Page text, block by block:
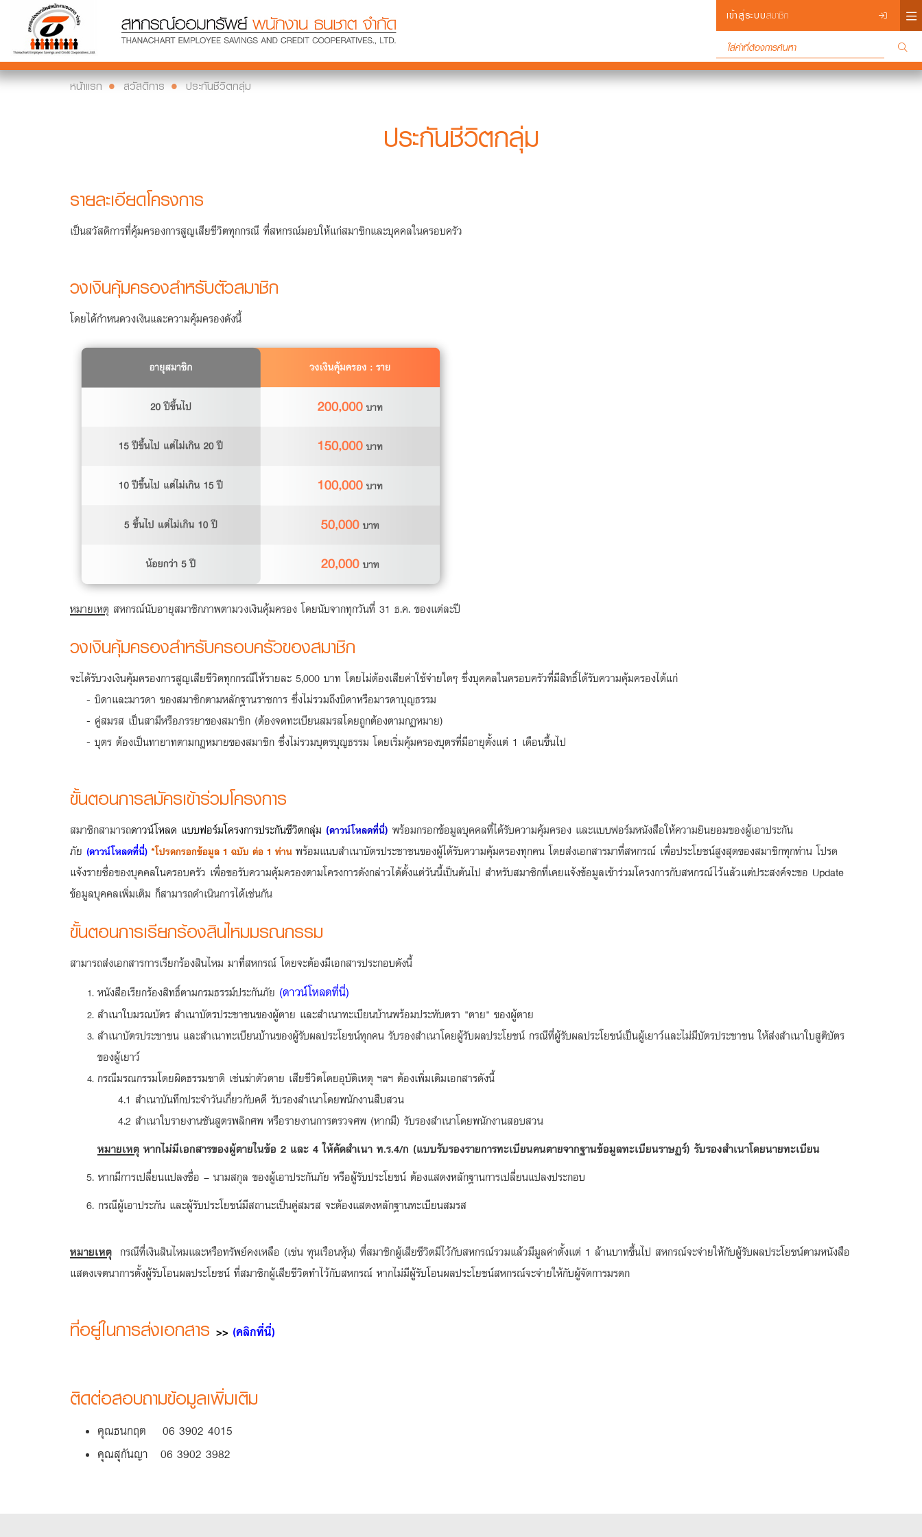
เข้าสู่ระบบสมาชิก ×
หน้าแรก สวัสดิการ ประกันชีวิตกลุ่ม
ประกันชีวิตกลุ่ม
รายละเอียดโครงการ
เป็นสวัสดิการที่คุ้มครองการสูญเสียชีวิตทุกกรณี ที่สหกรณ์มอบให้แก่สมาชิกและบุคคลในครอบครัว
วงเงินคุ้มครองสำหรับตัวสมาชิก
โดยได้กำหนดวงเงินและความคุ้มครองดังนี้
หมายเหตุ สหกรณ์นับอายุสมาชิกภาพตามวงเงินคุ้มครอง โดยนับจากทุกวันที่ 31 ธ.ค. ของแต่ละปี
วงเงินคุ้มครองสำหรับครอบครัวของสมาชิก
จะได้รับวงเงินคุ้มครองการสูญเสียชีวิตทุกกรณีให้รายละ 5,000 บาท โดยไม่ต้องเสียค่าใช้จ่ายใดๆ ซึ่งบุคคลในครอบครัวที่มีสิทธิ์ได้รับความคุ้มครองได้แก่
- บิดาและมารดา ของสมาชิกตามหลักฐานราชการ ซึ่งไม่รวมถึงบิดาหรือมารดาบุญธรรม
- คู่สมรส เป็นสามีหรือภรรยาของสมาชิก (ต้องจดทะเบียนสมรสโดยถูกต้องตามกฏหมาย)
- บุตร ต้องเป็นทายาทตามกฎหมายของสมาชิก ซึ่งไม่รวมบุตรบุญธรรม โดยเริ่มคุ้มครองบุตรที่มีอายุตั้งแต่ 1 เดือนขึ้นไป
ขั้นตอนการสมัครเข้าร่วมโครงการ
สมาชิกสามารถดาวน์โหลด แบบฟอร์มโครงการประกันชีวิตกลุ่ม (ดาวน์โหลดที่นี่) พร้อมกรอกข้อมูลบุคคลที่ได้รับความคุ้มครอง และแบบฟอร์มหนังสือให้ความยินยอมของผู้เอาประกัน
ภัย (ดาวน์โหลดที่นี่) *โปรดกรอกข้อมูล 1 ฉบับ ต่อ 1 ท่าน พร้อมแนบสำเนาบัตรประชาชนของผู้ได้รับความคุ้มครองทุกคน โดยส่งเอกสารมาที่สหกรณ์ เพื่อประโยชน์สูงสุดของสมาชิกทุกท่าน โปรด
แจ้งรายชื่อของบุคคลในครอบครัว เพื่อขอรับความคุ้มครองตามโครงการดังกล่าวได้ตั้งแต่วันนี้เป็นต้นไป สำหรับสมาชิกที่เคยแจ้งข้อมูลเข้าร่วมโครงการกับสหกรณ์ไว้แล้วแต่ประสงค์จะขอ Update
ข้อมูลบุคคลเพิ่มเติม ก็สามารถดำเนินการได้เช่นกัน
ขั้นตอนการเรียกร้องสินไหมมรณกรรม
สามารถส่งเอกสารการเรียกร้องสินไหม มาที่สหกรณ์ โดยจะต้องมีเอกสารประกอบดังนี้
หนังสือเรียกร้องสิทธิ์ตามกรมธรรม์ประกันภัย (ดาวน์โหลดที่นี่)
สำเนาใบมรณบัตร สำเนาบัตรประชาชนของผู้ตาย และสำเนาทะเบียนบ้านพร้อมประทับตรา "ตาย" ของผู้ตาย
สำเนาบัตรประชาชน และสำเนาทะเบียนบ้านของผู้รับผลประโยชน์ทุกคน รับรองสำเนาโดยผู้รับผลประโยชน์ กรณีที่ผู้รับผลประโยชน์เป็นผู้เยาว์และไม่มีบัตรประชาชน ให้ส่งสำเนาใบสูติบัตร
ของผู้เยาว์
กรณีมรณกรรมโดยผิดธรรมชาติ เช่นฆ่าตัวตาย เสียชีวิตโดยอุบัติเหตุ ฯลฯ ต้องเพิ่มเติมเอกสารดังนี้
4.1 สำเนาบันทึกประจำวันเกี่ยวกับคดี รับรองสำเนาโดยพนักงานสืบสวน
4.2 สำเนาใบรายงานชันสูตรพลิกศพ หรือรายงานการตรวจศพ (หากมี) รับรองสำเนาโดยพนักงานสอบสวน
หมายเหตุ หากไม่มีเอกสารของผู้ตายในข้อ 2 และ 4 ให้คัดสำเนา ท.ร.4/ก (แบบรับรองรายการทะเบียนคนตายจากฐานข้อมูลทะเบียนราษฏร์) รับรองสำเนาโดยนายทะเบียน
5. หากมีการเปลี่ยนแปลงชื่อ – นามสกุล ของผู้เอาประกันภัย หรือผู้รับประโยชน์ ต้องแสดงหลักฐานการเปลี่ยนแปลงประกอบ
6. กรณีผู้เอาประกัน และผู้รับประโยชน์มีสถานะเป็นคู่สมรส จะต้องแสดงหลักฐานทะเบียนสมรส
หมายเหตุ กรณีที่เงินสินไหมและหรือทรัพย์คงเหลือ (เช่น ทุนเรือนหุ้น) ที่สมาชิกผู้เสียชีวิตมีไว้กับสหกรณ์รวมแล้วมีมูลค่าตั้งแต่ 1 ล้านบาทขึ้นไป สหกรณ์จะจ่ายให้กับผู้รับผลประโยชน์ตามหนังสือ
แสดงเจตนาการตั้งผู้รับโอนผลประโยชน์ ที่สมาชิกผู้เสียชีวิตทำไว้กับสหกรณ์ หากไม่มีผู้รับโอนผลประโยชน์สหกรณ์จะจ่ายให้กับผู้จัดการมรดก
ที่อยู่ในการส่งเอกสาร >> (คลิกที่นี่)
ติดต่อสอบถามข้อมูลเพิ่มเติม
คุณธนกฤต 06 3902 4015
คุณสุกันญา 06 3902 3982